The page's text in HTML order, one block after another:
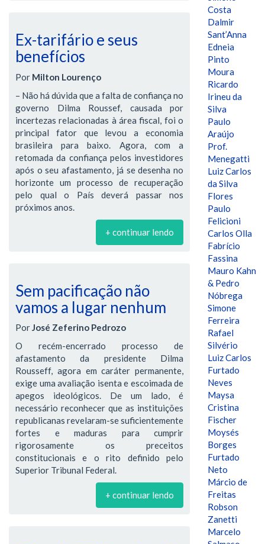
Ex-tarifário e seus
benefícios
Por Milton Lourenço
– Não há dúvida que a falta de confiança no
governo Dilma Roussef, causada por
incertezas relacionadas à área fiscal, foi o
principal fator que levou a economia
brasileira para baixo. Agora, com a
retomada da confiança pelos investidores
após o seu afastamento, já se desenha no
horizonte um processo de recuperação
pelo qual o País deverá passar nos
próximos anos.
+ continuar lendo
Sem pacificação não
vamos a lugar nenhum
PorJosé Zeferino Pedrozo
O recém-encerrado processo de
afastamento da presidente Dilma
Rousseff, agora em caráter permanente,
exige uma avaliação isenta e escoimada de
apegos ideológicos. De um lado, é
necessário reconhecer que as instituições
republicanas revelaram-se suficientemente
fortes e maduras para cumprir
rigorosamente os preceitos
constitucionais e o rito definido pelo
Superior Tribunal Federal.
+ continuar lendo
Costa
Dalmir
Sant’Anna
Edneia
Pinto
Moura
Ricardo
Irineu da
Silva
Paulo
Araújo
Prof.
Menegatti
Luiz Carlos
da Silva
Flores
Paulo
Felicioni
Carlos Olla
Fabrício
Fassina
Mauro Kahn
& Pedro
Nóbrega
Simone
Ferreira
Rafael
Silvério
Luiz Carlos
Furtado
Neves
Maysa
Cristina
Fischer
Moysés
Borges
Furtado
Neto
Márcio de
Freitas
Robson
Zanetti
Marcelo